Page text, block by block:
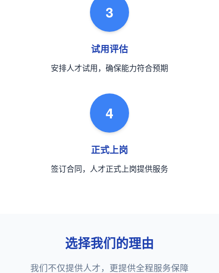
3
试用评估
安排人才试用，确保能力符合预期
4
正式上岗
签订合同，人才正式上岗提供服务
选择我们的理由
我们不仅提供人才，更提供全程服务保障